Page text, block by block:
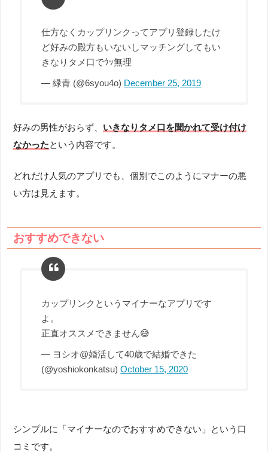
仕方なくカップリンクってアプリ登録したけ
ど好みの殿方もいないしマッチングしてもい
きなりタメ口でｳｯ無理
— 緑青 (@6syou4o) December 25, 2019
好みの男性がおらず、 いきなりタメ口を聞かれて受け付け
なかったという内容です。
どれだけ人気のアプリでも、個別でこのようにマナーの悪
い方は見えます。
おすすめできない
カップリンクというマイナーなアプリです
よ。
正直オススメできません😅
— ヨシオ@婚活して40歳で結婚できた
(@yoshiokonkatsu)October 15, 2020
シンプルに「マイナーなのでおすすめできない」という口
コミです。